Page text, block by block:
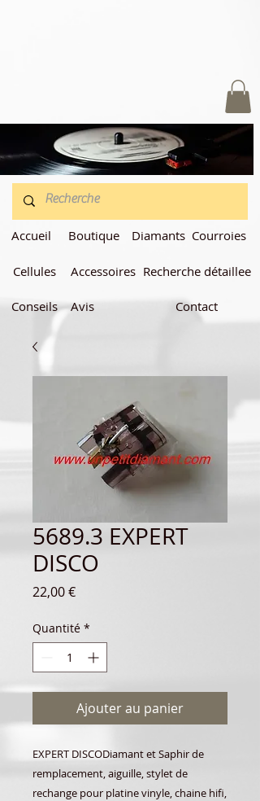
Accueil
Cellules
Conseils
Boutique
Accessoires
Avis
Diamants Courroies
Recherche détaillee
Contact
5689.3 EXPERT
DISCO
22,00 €Prix
Quantité *
Ajouter au panier
EXPERT DISCODiamant et Saphir de
remplacement, aiguille, stylet de
rechange pour platine vinyle, chaine hifi,